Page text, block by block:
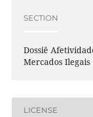
SECTION
Dossiê
Mercados Ilegais
LICENSE